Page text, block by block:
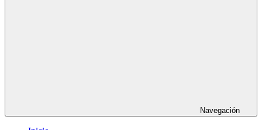
Navegación